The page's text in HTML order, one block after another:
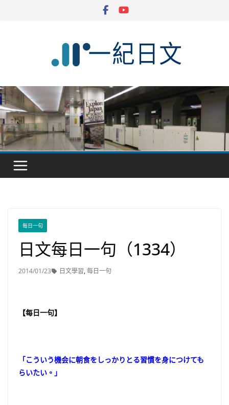
每日一句
日文每日一句（1334）
2014/01/23 日文學習,每日一句
【每日一句】
「こういう機会に朝食をしっかりとる習慣を身につけても
らいたい。」